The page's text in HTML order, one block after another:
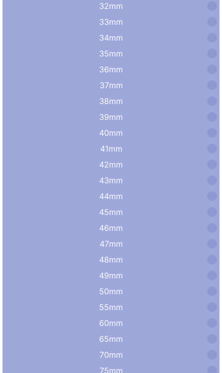
32mm
33mm
34mm
35mm
36mm
37mm
38mm
39mm
40mm
41mm
42mm
43mm
44mm
45mm
46mm
47mm
48mm
49mm
50mm
55mm
60mm
65mm
70mm
75mm